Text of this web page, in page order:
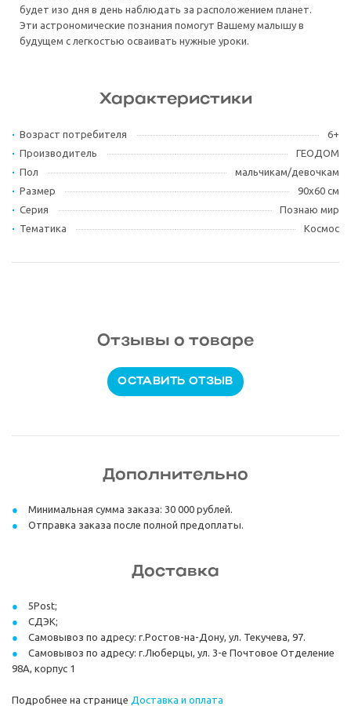
будет изо дня в день наблюдать за расположением планет.
Эти астрономические познания помогут Вашему малышу в
будущем с легкостью осваивать нужные уроки.
Характеристики
Возраст потребителя
6+
Производитель
ГЕОДОМ
Пол
мальчикам/девочкам
Размер
90х60 см
Серия
Познаю мир
Тематика
Космос
Отзывы о товаре
ОСТАВИТЬ ОТЗЫВ
Дополнительно
Минимальная сумма заказа: 30 000 рублей.
Отправка заказа после полной предоплаты.
Доставка
5Post;
СДЭК;
Самовывоз по адресу: г.Ростов-на-Дону, ул. Текучева, 97.
Самовывоз по адресу: г.Люберцы, ул. 3-е Почтовое Отделение
98А, корпус 1
Подробнее на странице Доставка и оплата